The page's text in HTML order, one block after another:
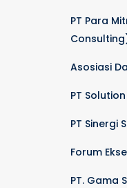
PT Para
Asosiasi
PT
PT Sinergi
Forum
PT. Gama